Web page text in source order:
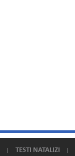
TESTI NATALIZI